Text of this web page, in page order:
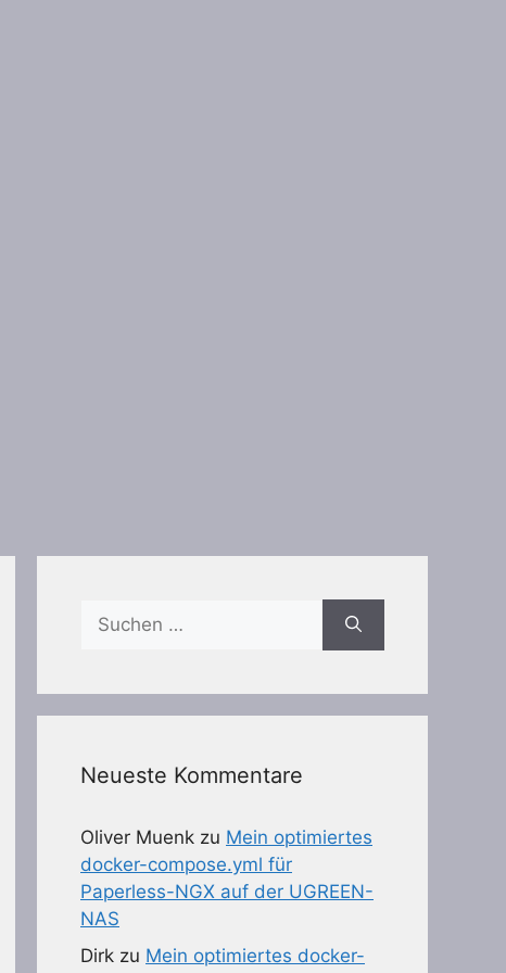
Suchen
nach:
Neueste Kommentare
Oliver Muenk zu Mein optimiertes
docker-compose.yml für
Paperless-NGX auf der UGREEN-
NAS
Dirk zu Mein optimiertes docker-